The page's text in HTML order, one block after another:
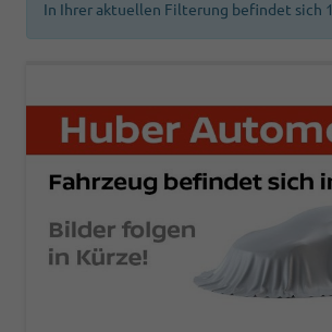
In Ihrer aktuellen Filterung befindet sich 1